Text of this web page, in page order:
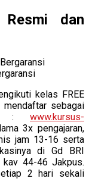
dan
kelas FREE
mendaftar sebagai
: www.kursus-
3x pengajaran,
jam 13-16 serta
di Gd BRI
44-46 Jakpus.
2 hari sekali